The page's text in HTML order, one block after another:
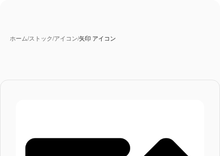
ホーム/ストック/アイコン/矢印 アイコン